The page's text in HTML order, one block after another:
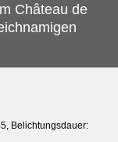
Château de
Belichtungsdauer: